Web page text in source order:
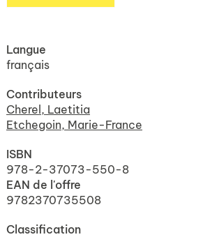
Langue
français
Contributeurs
Cherel, Laetitia
Etchegoin, Marie-France
ISBN
978-2-37073-550-8
EAN de l'offre
9782370735508
Classification